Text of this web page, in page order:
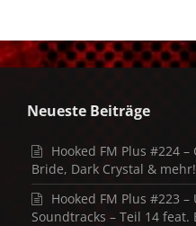
Neueste Beiträge
Hooked FM Plus #224
Bride, Dark Crystal & mehr!
Hooked FM Plus #223
Soundtracks – Teil 14